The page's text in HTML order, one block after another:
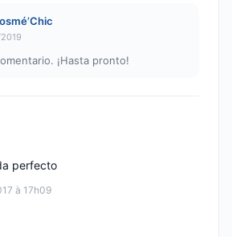
¡Hasta pronto!
à 17h09
perfecto